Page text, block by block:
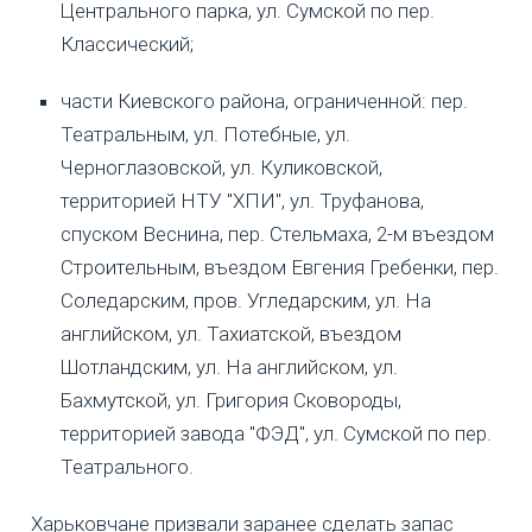
Центрального парка, ул. Сумской по пер.
Классический;
части Киевского района, ограниченной: пер.
Театральным, ул. Потебные, ул.
Черноглазовской, ул. Куликовской,
территорией НТУ "ХПИ", ул. Труфанова,
спуском Веснина, пер. Стельмаха, 2-м въездом
Строительным, въездом Евгения Гребенки, пер.
Соледарским, пров. Угледарским, ул. На
английском, ул. Тахиатской, въездом
Шотландским, ул. На английском, ул.
Бахмутской, ул. Григория Сковороды,
территорией завода "ФЭД", ул. Сумской по пер.
Театрального.
Харьковчане призвали заранее сделать запас